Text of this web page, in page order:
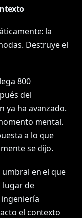
la
Destruye el
800
del
ya ha avanzado.
mental.
a lo que
se dijo.
en el que
lugar de
el contexto